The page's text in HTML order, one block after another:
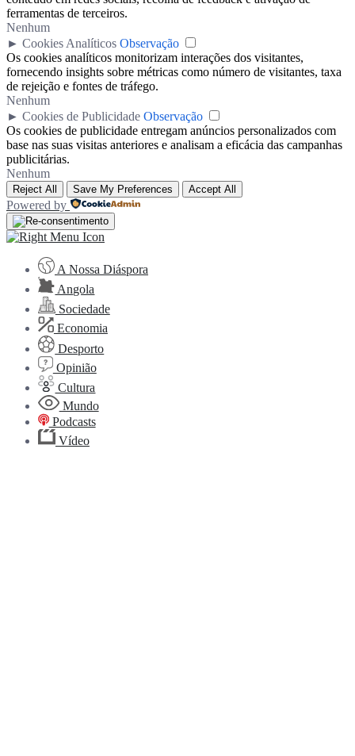
ferramentas de terceiros.
Nenhum
► Cookies Analíticos Observação
Os cookies analíticos monitorizam interações dos visitantes,
fornecendo insights sobre métricas como número de visitantes, taxa
de rejeição e fontes de tráfego.
Nenhum
► Cookies de Publicidade Observação
Os cookies de publicidade entregam anúncios personalizados com
base nas suas visitas anteriores e analisam a eficácia das campanhas
publicitárias.
Nenhum
Reject All Save My Preferences Accept All
Powered by
A Nossa Diáspora
Angola
Sociedade
Economia
Desporto
Opinião
Cultura
Mundo
Podcasts
Vídeo